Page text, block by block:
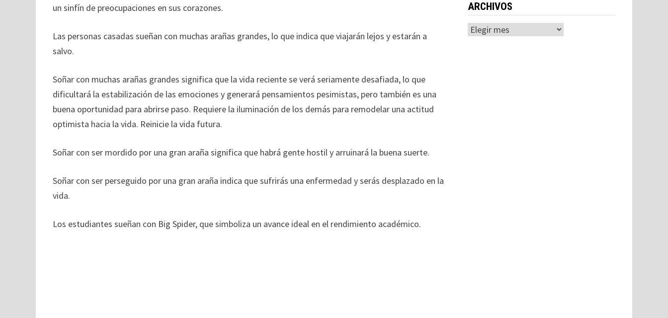
un sinfín de preocupaciones en sus corazones.
Las personas casadas sueñan con muchas arañas grandes, lo que indica que viajarán lejos y estarán a
salvo.
Soñar con muchas arañas grandes significa que la vida reciente se verá seriamente desafiada, lo que
dificultará la estabilización de las emociones y generará pensamientos pesimistas, pero también es una
buena oportunidad para abrirse paso. Requiere la iluminación de los demás para remodelar una actitud
optimista hacia la vida. Reinicie la vida futura.
Soñar con ser mordido por una gran araña significa que habrá gente hostil y arruinará la buena suerte.
Soñar con ser perseguido por una gran araña indica que sufrirás una enfermedad y serás desplazado en la
vida.
Los estudiantes sueñan con Big Spider, que simboliza un avance ideal en el rendimiento académico.
ARCHIVOS
Archivos